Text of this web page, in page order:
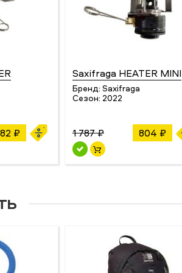
₽
Saxifraga HEATER MINI
Бренд: Saxifraga
Сезон: 2022
1 787 ₽ 804 ₽